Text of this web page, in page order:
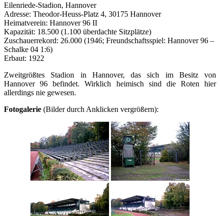
Eilenriede-Stadion, Hannover
Adresse: Theodor-Heuss-Platz 4, 30175 Hannover
Heimatverein: Hannover 96 II
Kapazität: 18.500 (1.100 überdachte Sitzplätze)
Zuschauerrekord: 26.000 (1946; Freundschaftsspiel: Hannover 96 –
Schalke 04 1:6)
Erbaut: 1922
Zweitgrößtes Stadion in Hannover, das sich im Besitz von
Hannover 96 befindet. Wirklich heimisch sind die Roten hier
allerdings nie gewesen.
Fotogalerie (Bilder durch Anklicken vergrößern):